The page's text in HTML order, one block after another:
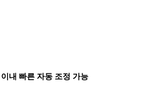
내 빠른 자동 조정 가능